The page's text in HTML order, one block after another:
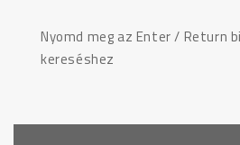
Nyomd meg az Enter / Return
kereséshez